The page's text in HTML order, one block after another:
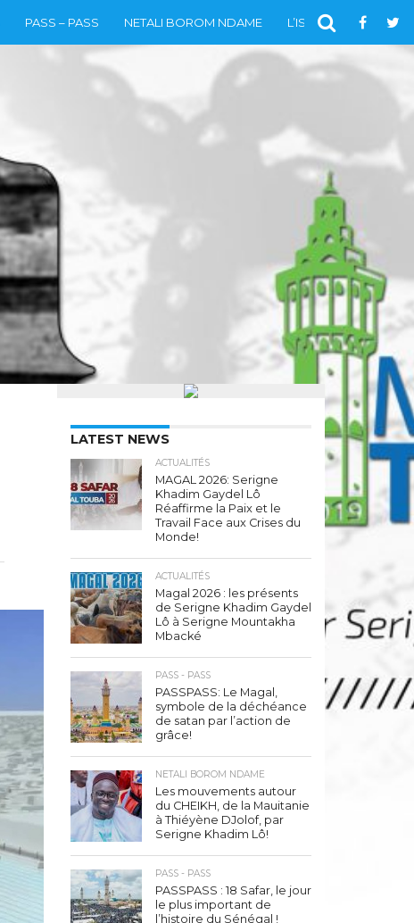
PASS – PASS NETALI BOROM NDAME L’ISLAM VIDÉOS
LATEST NEWS
ACTUALITÉS
MAGAL 2026: Serigne
Khadim Gaydel Lô
Réaffirme la Paix et le
Travail Face aux Crises du
Monde!
ACTUALITÉS
Magal 2026 : les présents
de Serigne Khadim Gaydel
Lô à Serigne Mountakha
Mbacké
PASS - PASS
PASSPASS: Le Magal,
symbole de la déchéance
de satan par l’action de
grâce!
NETALI BOROM NDAME
Les mouvements autour
du CHEIKH, de la Mauitanie
à Thiéyène DJolof, par
Serigne Khadim Lô!
PASS - PASS
PASSPASS : 18 Safar, le jour
le plus important de
l’histoire du Sénégal !